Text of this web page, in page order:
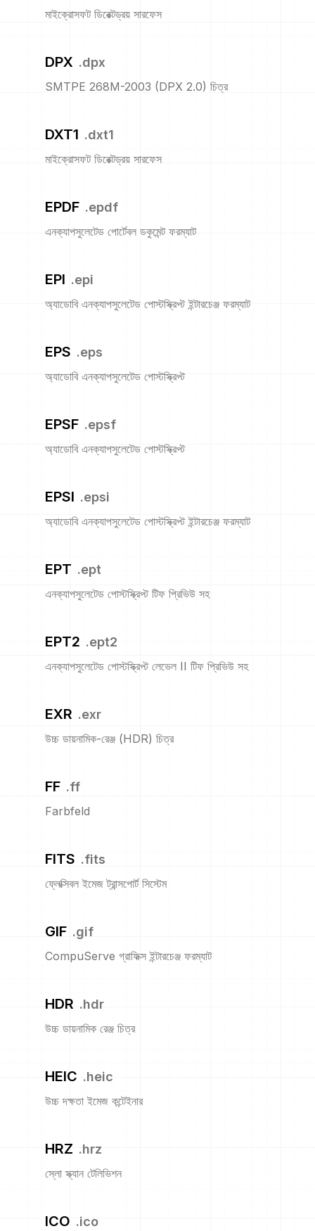
মাইক্রোসফট ডিরেক্টড্রয় সারফেস
DPX .dpx
SMTPE 268M-2003 (DPX 2.0) চিত্র
DXT1 .dxt1
মাইক্রোসফট ডিরেক্টড্রয় সারফেস
EPDF .epdf
এনক্যাপসুলেটেড পোর্টেবল ডকুমেন্ট ফরম্যাট
EPI .epi
অ্যাডোবি এনক্যাপসুলেটেড পোস্টস্ক্রিপ্ট ইন্টারচেঞ্জ ফরম্যাট
EPS .eps
অ্যাডোবি এনক্যাপসুলেটেড পোস্টস্ক্রিপ্ট
EPSF .epsf
অ্যাডোবি এনক্যাপসুলেটেড পোস্টস্ক্রিপ্ট
EPSI .epsi
অ্যাডোবি এনক্যাপসুলেটেড পোস্টস্ক্রিপ্ট ইন্টারচেঞ্জ ফরম্যাট
EPT .ept
এনক্যাপসুলেটেড পোস্টস্ক্রিপ্ট টিফ প্রিভিউ সহ
EPT2 .ept2
এনক্যাপসুলেটেড পোস্টস্ক্রিপ্ট লেভেল II টিফ প্রিভিউ সহ
EXR .exr
উচ্চ ডায়নামিক-রেঞ্জ (HDR) চিত্র
FF .ff
Farbfeld
FITS .fits
ফ্লেক্সিবল ইমেজ ট্রান্সপোর্ট সিস্টেম
GIF .gif
CompuServe গ্রাফিক্স ইন্টারচেঞ্জ ফরম্যাট
HDR .hdr
উচ্চ ডায়নামিক রেঞ্জ চিত্র
HEIC .heic
উচ্চ দক্ষতা ইমেজ কন্টেইনার
HRZ .hrz
স্লো স্ক্যান টেলিভিশন
ICO .ico